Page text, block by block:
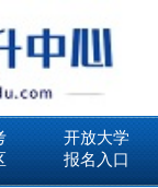
开放大学
报名入口